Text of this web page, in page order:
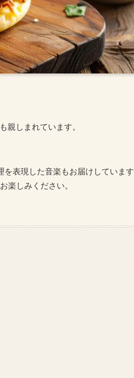
親しまれています。
表現した音楽もお届けしています
楽しみください。